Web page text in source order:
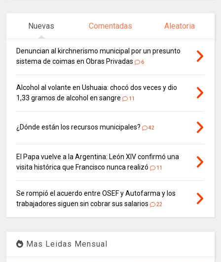
Nuevas Comentadas Aleatoria
Denuncian al kirchnerismo municipal por un presunto
sistema de coimas en Obras Privadas
6
Alcohol al volante en Ushuaia: chocó dos veces y dio
1,33 gramos de alcohol en sangre
11
¿Dónde están los recursos municipales? 42
El Papa vuelve a la Argentina: León XIV confirmó una
visita histórica que Francisco nunca realizó
11
Se rompió el acuerdo entre OSEF y Autofarma y los
trabajadores siguen sin cobrar sus salarios
22
Mas Leidas Mensual